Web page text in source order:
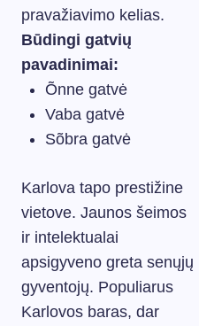
pravažiavimo kelias.
Būdingi gatvių
pavadinimai:
Õnne gatvė
Vaba gatvė
Sõbra gatvė
Karlova tapo prestižine
vietove. Jaunos šeimos
ir intelektualai
apsigyveno greta senųjų
gyventojų. Populiarus
Karlovos baras, dar